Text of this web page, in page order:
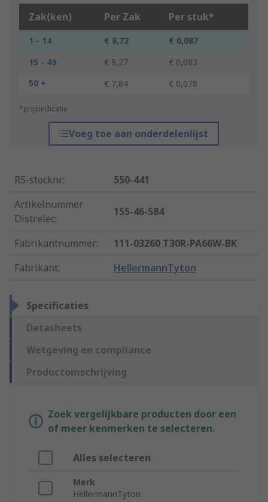
Zak(ken) Per Zak Per stuk*
1 - 14 € 8,72
€ 0,087
15 - 49
€ 8,27
€ 0,083
50 +
€ 7,84 € 0,078
*prijsindicatie
Voeg toe aan onderdelenlijst
RS-stocknr.:
550-441
Artikelnummer
Distrelec:
155-46-584
Fabrikantnummer:
111-03260 T30R-PA66W-BK
Fabrikant: HellermannTyton
Specificaties
Datasheets
Wetgeving en compliance
Productomschrijving
Zoek vergelijkbare producten door een
of meer kenmerken te selecteren.
Alles selecteren
Merk
HellermannTyton